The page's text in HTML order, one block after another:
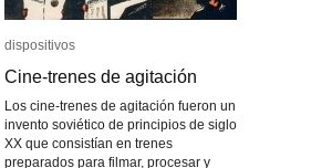
dispositivos
Cine-trenes de agitación
Los cine-trenes de agitación fueron un
invento soviético de principios de siglo
XX que consistían en trenes
preparados para filmar, procesar y
dispositivos
Cine-trenes de agitación